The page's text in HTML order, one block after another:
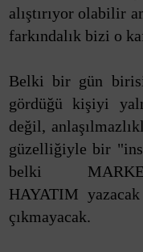
alıştırıyor olabilir
farkındalık bizi o
Belki bir gün birisi
gördüğü kişiyi
değil,
güzelliğiyle bir
belki
HAYATIM
çıkmayacak.